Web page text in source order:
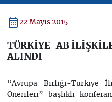
22 Mayıs 2015
TÜRKİYE-AB
ALINDI
“Avrupa Birliği-Türkiye
Önerileri” başlıklı